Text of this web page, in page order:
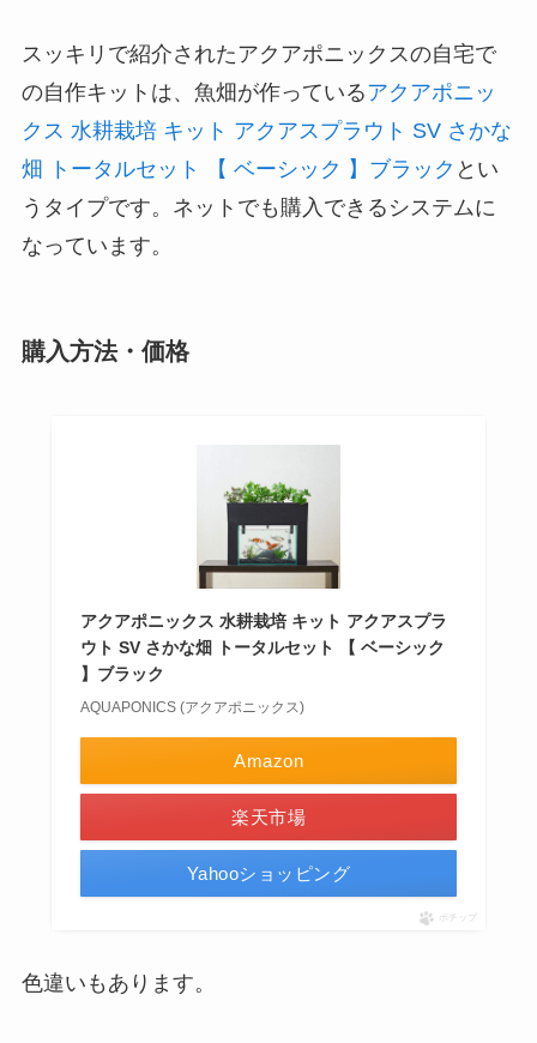
スッキリで紹介されたアクアポニックスの自宅で
の自作キットは、魚畑が作っているアクアポニッ
クス 水耕栽培 キット アクアスプラウト SV さかな
畑 トータルセット 【 ベーシック 】ブラック とい
うタイプです。ネットでも購入できるシステムに
なっています。
購入方法・価格
アクアポニックス 水耕栽培 キット アクアスプラ
ウト SV さかな畑 トータルセット 【 ベーシック
】ブラック
AQUAPONICS (アクアポニックス)
Amazon
楽天市場
Yahooショッピング
ポチップ
色違いもあります。